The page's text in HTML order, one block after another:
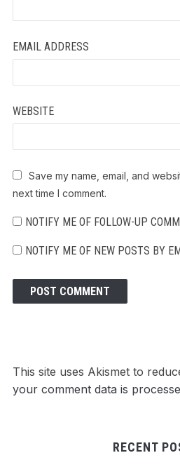
EMAIL ADDRESS
WEBSITE
Save my name, email, and
next time I comment.
NOTIFY ME OF FOLLOW-UP
NOTIFY ME OF NEW POSTS BY
This site uses Akismet to
your comment data is
RECENT